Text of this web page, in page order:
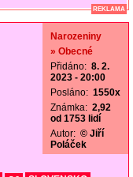
REKLAMA
Narozeniny
» Obecné
Přidáno: 8. 2.
2023 - 20:00
Posláno: 1550x
Známka: 2,92
od 1753 lidí
Autor: © Jiří
Poláček